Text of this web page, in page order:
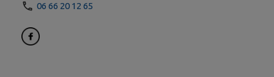
06 66 20 12 65